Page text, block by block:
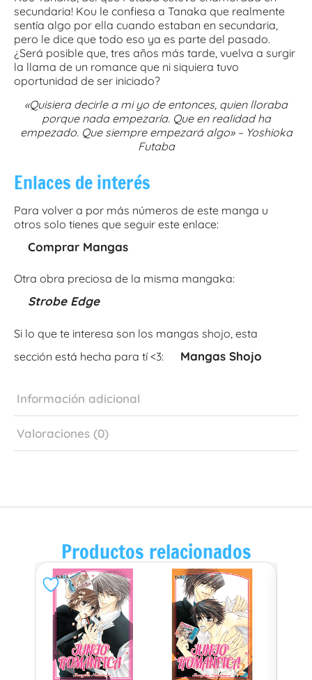
secundaria! Kou le confiesa a Tanaka que realmente
sentí­a algo por ella cuando estaban en secundaria,
pero le dice que todo eso ya es parte del pasado.
¿Será posible que, tres años más tarde, vuelva a surgir
la llama de un romance que ni siquiera tuvo
oportunidad de ser iniciado?
«Quisiera decirle a mi yo de entonces, quien lloraba
porque nada empezaría. Que en realidad ha
empezado. Que siempre empezará algo» – Yoshioka
Futaba
Enlaces de interés
Para volver a por más números de este manga u
otros solo tienes que seguir este enlace:
Comprar Mangas
Otra obra preciosa de la misma mangaka:
Strobe Edge
Si lo que te interesa son los mangas shojo, esta
sección está hecha para tí <3:
Mangas Shojo
Información adicional
Valoraciones (0)
Productos relacionados